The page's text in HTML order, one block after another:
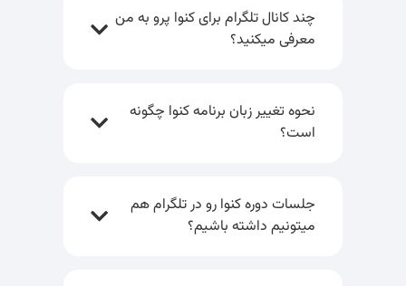
چند کانال تلگرام برای کنوا پرو به من
معرفی میکنید؟
نحوه تغییر زبان برنامه کنوا چگونه
است؟
جلسات دوره کنوا رو در تلگرام هم
میتونیم داشته باشیم؟